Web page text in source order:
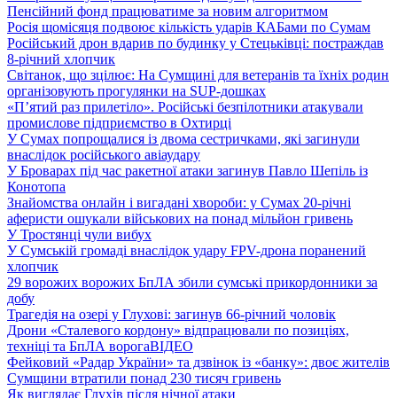
Пенсійний фонд працюватиме за новим алгоритмом
Росія щомісяця подвоює кількість ударів КАБами по Сумам
Російський дрон вдарив по будинку у Стецьківці: постраждав
8-річний хлопчик
Світанок, що зцілює: На Сумщині для ветеранів та їхніх родин
організовують прогулянки на SUP-дошках
«П’ятий раз прилетіло». Російські безпілотники атакували
промислове підприємство в Охтирці
У Сумах попрощалися із двома сестричками, які загинули
внаслідок російського авіаудару
У Броварах під час ракетної атаки загинув Павло Шепіль із
Конотопа
Знайомства онлайн і вигадані хвороби: у Сумах 20-річні
аферисти ошукали військових на понад мільйон гривень
У Тростянці чули вибух
У Сумській громаді внаслідок удару FPV-дрона поранений
хлопчик
29 ворожих ворожих БпЛА збили сумські прикордонники за
добу
Трагедія на озері у Глухові: загинув 66-річний чоловік
Дрони «Сталевого кордону» відпрацювали по позиціях,
техніці та БпЛА ворогаВІДЕО
Фейковий «Радар України» та дзвінок із «банку»: двоє жителів
Сумщини втратили понад 230 тисяч гривень
Як виглядає Глухів після нічної атаки